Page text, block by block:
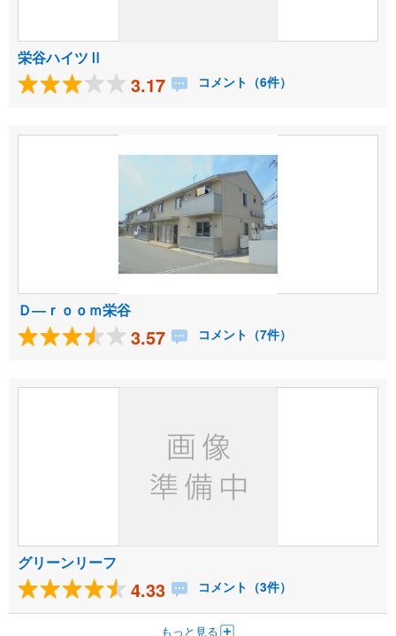
栄谷ハイツⅡ
3.17 コメント（6件）
Ｄ―ｒｏｏｍ栄谷
3.57 コメント（7件）
グリーンリーフ
4.33 コメント（3件）
もっと見る